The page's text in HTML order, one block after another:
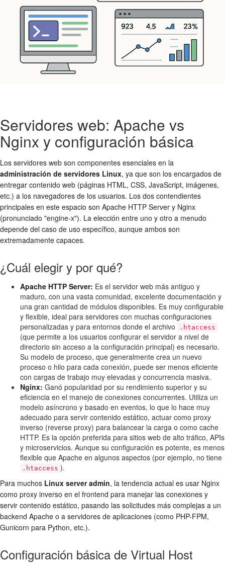
Servidores web: Apache vs
Nginx y configuración básica
Los servidores web son componentes esenciales en la
administración de servidores Linux, ya que son los encargados de
entregar contenido web (páginas HTML, CSS, JavaScript, imágenes,
etc.) a los navegadores de los usuarios. Los dos contendientes
principales en este espacio son Apache HTTP Server y Nginx
(pronunciado "engine-x"). La elección entre uno y otro a menudo
depende del caso de uso específico, aunque ambos son
extremadamente capaces.
¿Cuál elegir y por qué?
Apache HTTP Server: Es el servidor web más antiguo y
maduro, con una vasta comunidad, excelente documentación y
una gran cantidad de módulos disponibles. Es muy configurable
y flexible, ideal para servidores con muchas configuraciones
personalizadas y para entornos donde el archivo
.htaccess
(que permite a los usuarios configurar el servidor a nivel de
directorio sin acceso a la configuración principal) es necesario.
Su modelo de proceso, que generalmente crea un nuevo
proceso o hilo para cada conexión, puede ser menos eficiente
con cargas de trabajo muy elevadas y concurrencia masiva.
Nginx: Ganó popularidad por su rendimiento superior y su
eficiencia en el manejo de conexiones concurrentes. Utiliza un
modelo asíncrono y basado en eventos, lo que lo hace muy
adecuado para servir contenido estático, actuar como proxy
inverso (reverse proxy) para balancear la carga o como cache
HTTP. Es la opción preferida para sitios web de alto tráfico, APIs
y microservicios. Aunque su configuración es potente, es menos
flexible que Apache en algunos aspectos (por ejemplo, no tiene
.htaccess ).
Para muchos Linux server admin, la tendencia actual es usar Nginx
como proxy inverso en el frontend para manejar las conexiones y
servir contenido estático, pasando las solicitudes más complejas a un
backend Apache o a servidores de aplicaciones (como PHP-FPM,
Gunicorn para Python, etc.).
Configuración básica de Virtual Host